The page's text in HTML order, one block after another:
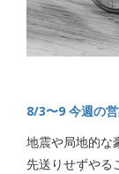
8/3〜9 今週の
地震や局地的な
先送りせずやる